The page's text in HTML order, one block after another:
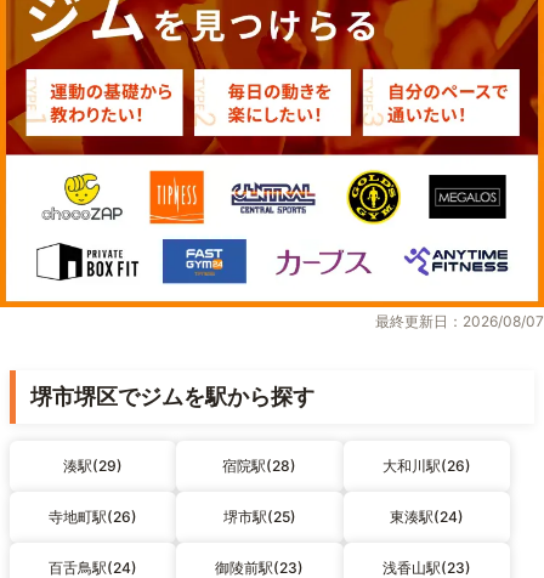
最終更新日：2026/08/07
堺市堺区でジムを駅から探す
湊駅(29) 宿院駅(28) 大和川駅(26)
寺地町駅(26) 堺市駅(25) 東湊駅(24)
百舌鳥駅(24) 御陵前駅(23) 浅香山駅(23)